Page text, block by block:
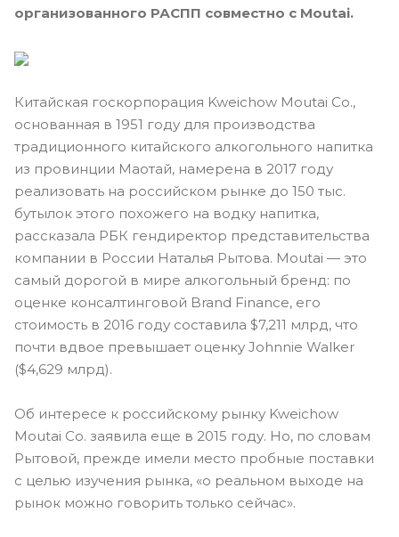
организованного РАСПП совместно с Moutai.
Китайская госкорпорация Kweichow Moutai Co.,
основанная в 1951 году для производства
традиционного китайского алкогольного напитка
из провинции Маотай, намерена в 2017 году
реализовать на российском рынке до 150 тыс.
бутылок этого похожего на водку напитка,
рассказала РБК гендиректор представительства
компании в России Наталья Рытова. Moutai — это
самый дорогой в мире алкогольный бренд: по
оценке консалтинговой Brand Finance, его
стоимость в 2016 году составила $7,211 млрд, что
почти вдвое превышает оценку Johnnie Walker
($4,629 млрд).
Об интересе к российскому рынку Kweichow
Moutai Co. заявила еще в 2015 году. Но, по словам
Рытовой, прежде имели место пробные поставки
с целью изучения рынка, «о реальном выходе на
рынок можно говорить только сейчас».